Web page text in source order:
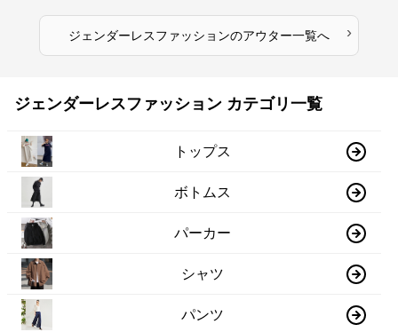
ジェンダーレスファッションのアウター一覧へ ›
ジェンダーレスファッション カテゴリ一覧
トップス
ボトムス
パーカー
シャツ
パンツ